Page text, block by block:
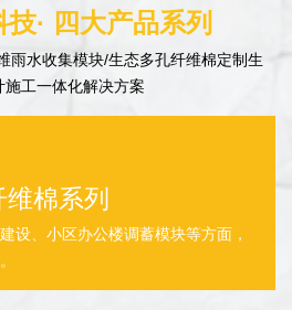
· 四大产品系列
雨水收集模块/生态多孔纤维棉定制生
施工一体化解决方案
棉系列
设、小区办公楼调蓄模块等方面，